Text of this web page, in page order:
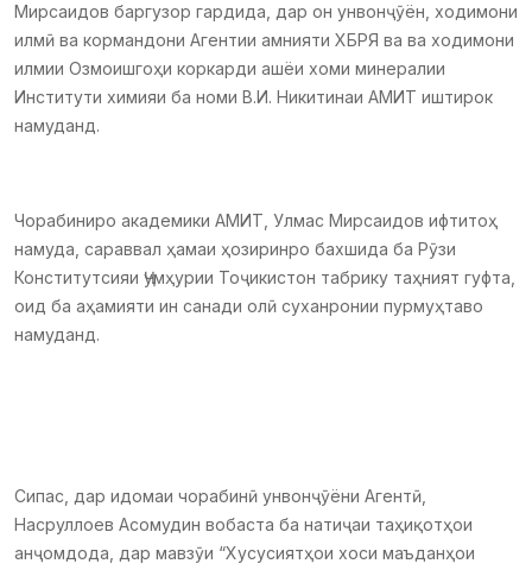
Мирсаидов баргузор гардида, дар он унвонҷӯён, ходимони
илмӣ ва кормандони Агентии амнияти ХБРЯ ва ва ходимони
илмии Озмоишгоҳи коркарди ашёи хоми минералии
Институти химияи ба номи В.И. Никитинаи АМИТ иштирок
намуданд.
Чорабиниро академики АМИТ, Улмас Мирсаидов ифтитоҳ
намуда, сараввал ҳамаи ҳозиринро бахшида ба Рӯзи
Конститутсияи Ҷумҳурии Тоҷикистон табрику таҳният гуфта,
оид ба аҳамияти ин санади олӣ суханронии пурмуҳтаво
намуданд.
Сипас, дар идомаи чорабинӣ унвонҷӯёни Агентӣ,
Насруллоев Асомудин вобаста ба натиҷаи таҳиқотҳои
анҷомдода, дар мавзӯи “Хусусиятҳои хоси маъданҳои